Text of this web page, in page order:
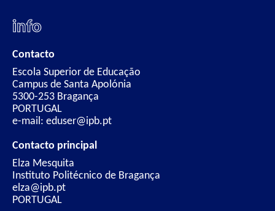
info
Contacto
Escola Superior de Educação
Campus de Santa Apolónia
5300-253 Bragança
PORTUGAL
e-mail: eduser@ipb.pt
Contacto principal
Elza Mesquita
Instituto Politécnico de Bragança
elza@ipb.pt
PORTUGAL